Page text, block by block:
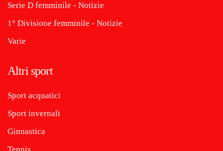
Serie D femminile - Notizie
1° Divisione femminile - Notizie
Varie
Altri sport
Sport acquatici
Sport invernali
Ginnastica